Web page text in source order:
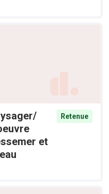
et
Retenue